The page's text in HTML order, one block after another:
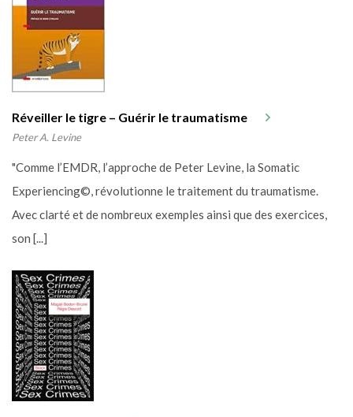
Réveiller le tigre – Guérir le traumatisme
Peter A. Levine
"Comme l’EMDR, l’approche de Peter Levine, la Somatic
Experiencing©, révolutionne le traitement du traumatisme.
Avec clarté et de nombreux exemples ainsi que des exercices,
son [...]